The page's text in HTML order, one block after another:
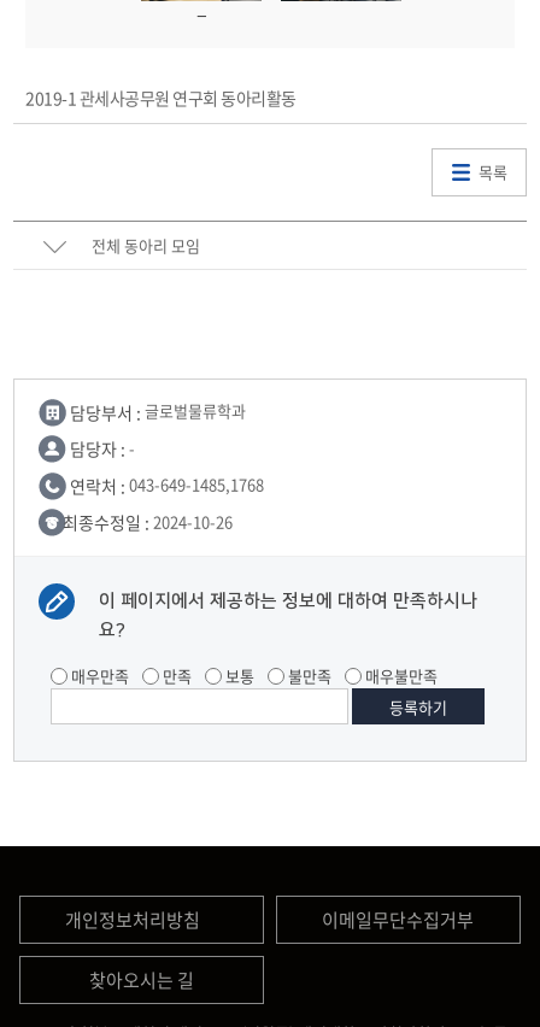
2019-1 관세사공무원 연구회 동아리활동
목록
전체 동아리 모임
담당부서 : 글로벌물류학과
담당자 : -
연락처 : 043-649-1485,1768
최종수정일 : 2024-10-26
이 페이지에서 제공하는 정보에 대하여 만족하시나
요?
매우만족 만족 보통 불만족 매우불만족
개인정보처리방침 이메일무단수집거부
찾아오시는 길